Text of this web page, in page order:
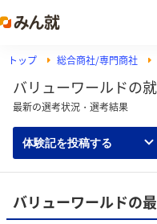
トップ 総合商社/専門商社
バリューワールドの
最新の選考状況・選考結果
体験記を投稿する
バリューワールドの